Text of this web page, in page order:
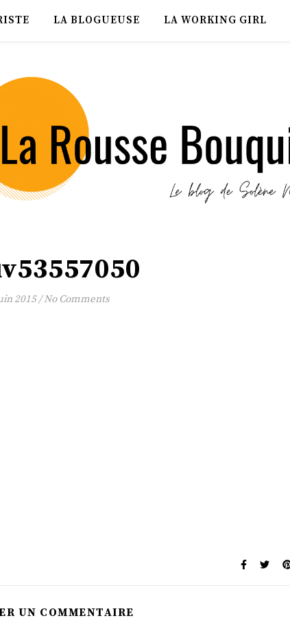
LA BLOGUEUSE LA WORKING GIRL
2015/ No Comments
UN COMMENTAIRE